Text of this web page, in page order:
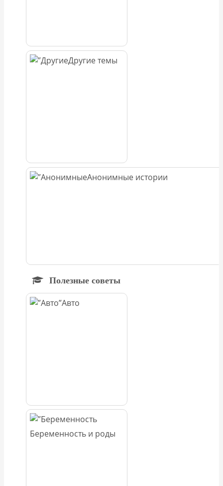
Другие темы
Анонимные истории
Полезные советы
Авто
Беременность и роды